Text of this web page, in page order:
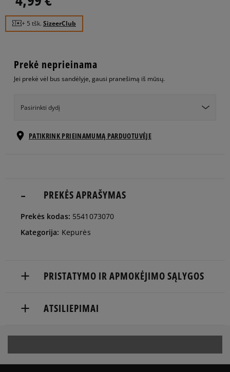
+ 5 tšk. SizeerClub
Prekė neprieinama
Jei prekė vėl bus sandėlyje, gausi pranešimą iš mūsų.
Pasirinkti dydį
ONE SIZE Pranešti man
PATIKRINK PRIEINAMUMĄ PARDUOTUVĖJE
PREKĖS APRAŠYMAS
Prekės kodas: 5541073070
Kategorija: Kepurės
PRISTATYMO IR APMOKĖJIMO SĄLYGOS
kurjeriu
ATSILIEPIMAI